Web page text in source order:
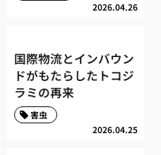
2026.04.26
国際物流とインバウン
ドがもたらしたトコジ
ラミの再来
2026.04.25
害虫